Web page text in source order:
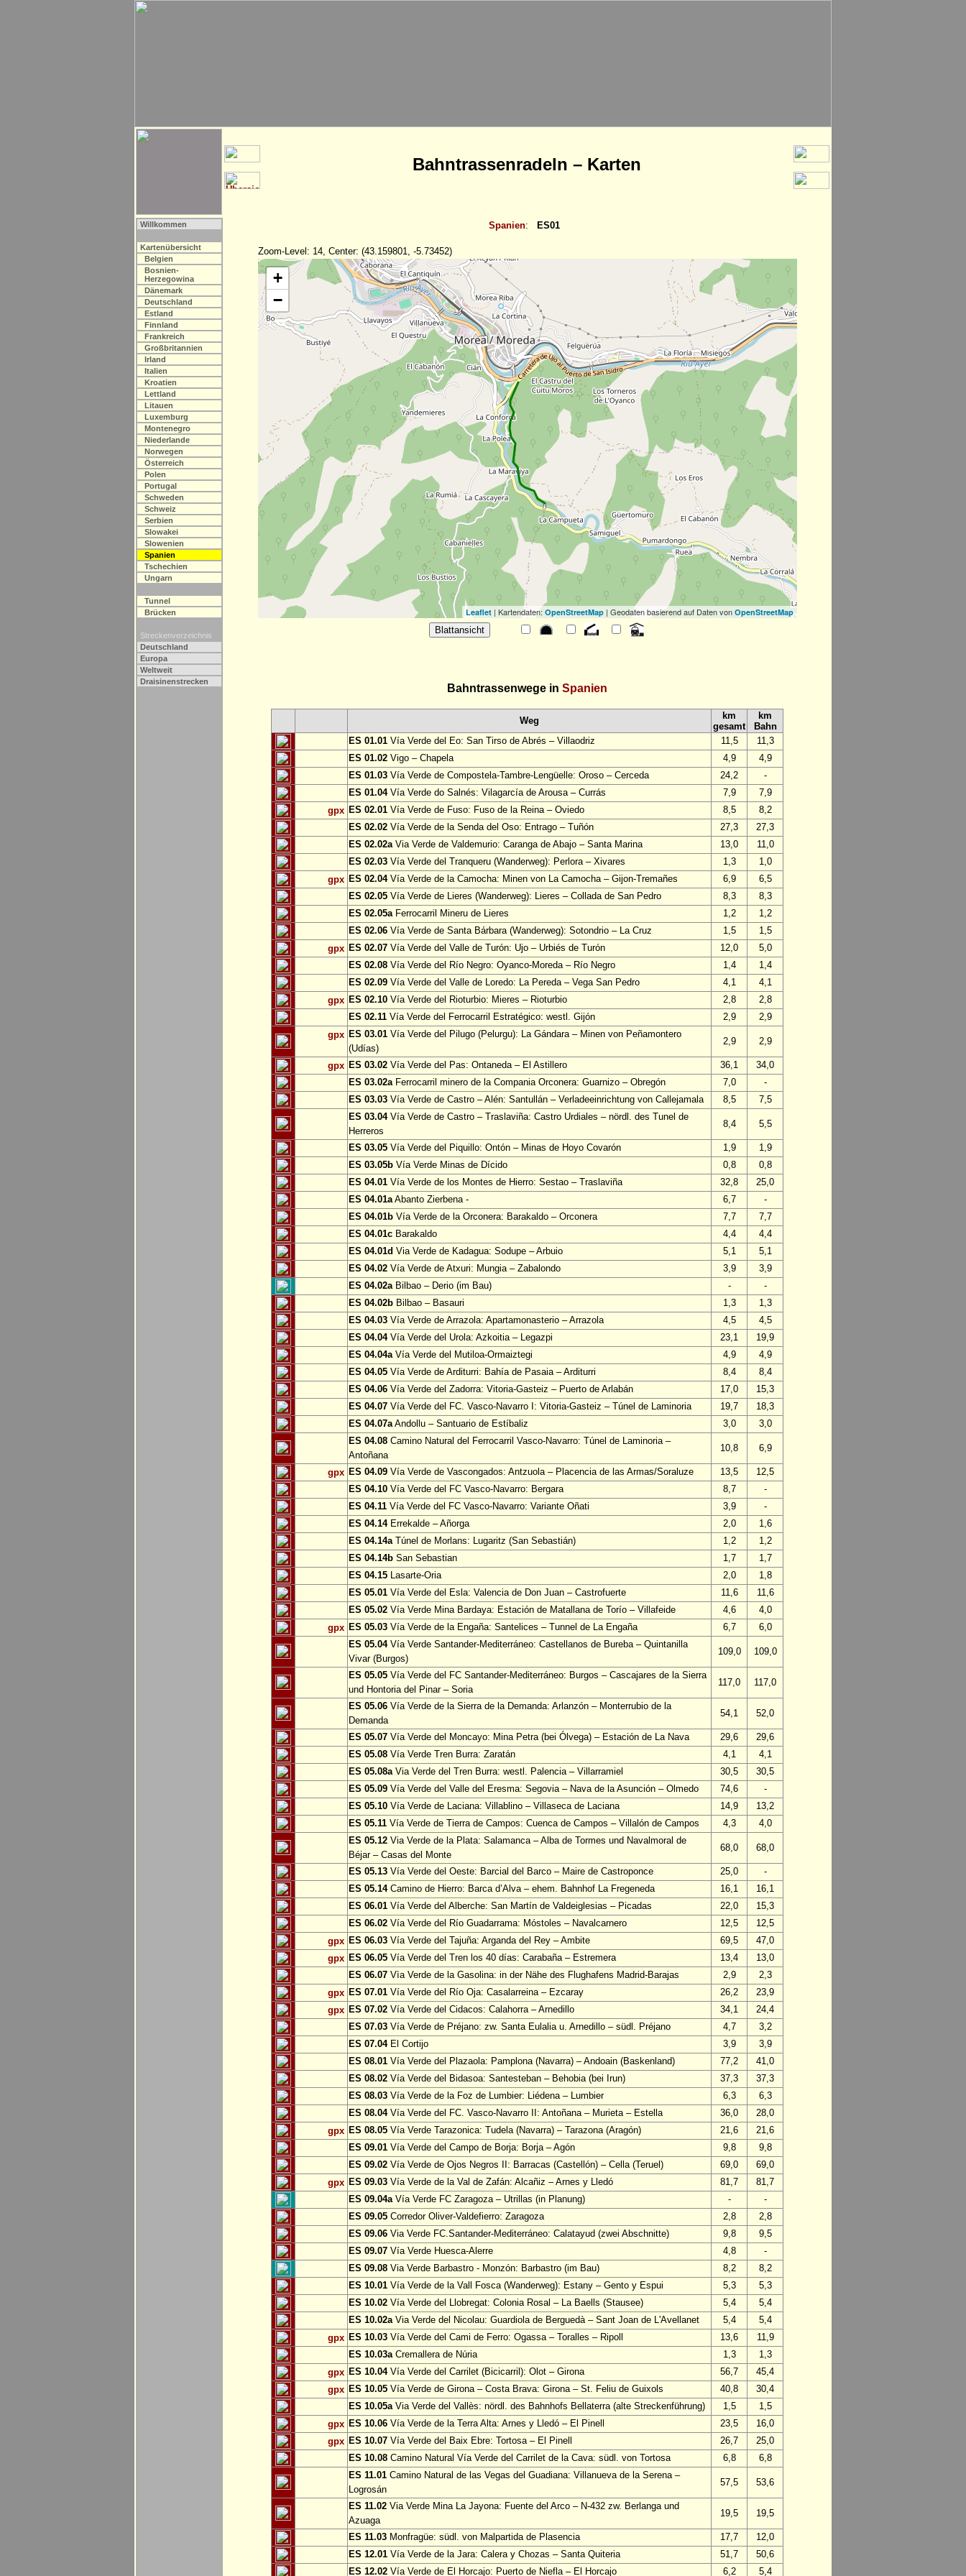
Bahntrassenradeln – Karten
Willkommen
Kartenübersicht
Belgien
Bosnien-
Herzegowina
Dänemark
Deutschland
Estland
Finnland
Frankreich
Großbritannien
Irland
Italien
Kroatien
Lettland
Litauen
Luxemburg
Montenegro
Niederlande
Norwegen
Österreich
Polen
Portugal
Schweden
Schweiz
Serbien
Slowakei
Slowenien
Spanien
Tschechien
Ungarn
Tunnel
Brücken
Streckenverzeichnis
Deutschland
Europa
Weltweit
Draisinenstrecken
Spanien: ES01
Zoom-Level: 14, Center: (43.159801, -5.73452)
+
−
Leaflet| Kartendaten: OpenStreetMap| Geodaten basierend auf Daten von OpenStreetMap
Bahntrassenwege in Spanien
Weg
km
gesamt
km
Bahn
ES 01.01 Vía Verde del Eo: San Tirso de Abrés – Villaodriz 11,5
11,3
ES 01.02 Vigo – Chapela 4,9
4,9
ES 01.03 Vía Verde de Compostela-Tambre-Lengüelle: Oroso – Cerceda 24,2
-
ES 01.04Vía Verde do Salnés: Vilagarcía de Arousa – Currás 7,9
7,9
gpx ES 02.01 Vía Verde de Fuso: Fuso de la Reina – Oviedo 8,5
8,2
ES 02.02 Vía Verde de la Senda del Oso: Entrago – Tuñón 27,3
27,3
ES 02.02aVia Verde de Valdemurio: Caranga de Abajo – Santa Marina 13,0
11,0
ES 02.03 Vía Verde del Tranqueru (Wanderweg): Perlora – Xivares 1,3
1,0
gpx ES 02.04Vía Verde de la Camocha: Minen von La Camocha – Gijon-Tremañes 6,9
6,5
ES 02.05 Vía Verde de Lieres (Wanderweg): Lieres – Collada de San Pedro 8,3
8,3
ES 02.05aFerrocarril Mineru de Lieres 1,2
1,2
ES 02.06 Vía Verde de Santa Bárbara (Wanderweg): Sotondrio – La Cruz 1,5
1,5
gpx ES 02.07 Vía Verde del Valle de Turón: Ujo – Urbiés de Turón 12,0
5,0
ES 02.08 Vía Verde del Río Negro: Oyanco-Moreda – Río Negro 1,4
1,4
ES 02.09 Vía Verde del Valle de Loredo: La Pereda – Vega San Pedro 4,1
4,1
gpx ES 02.10 Vía Verde del Rioturbio: Mieres – Rioturbio 2,8
2,8
ES 02.11 Vía Verde del Ferrocarril Estratégico: westl. Gijón 2,9
2,9
gpx ES 03.01 Vía Verde del Pilugo (Pelurgu): La Gándara – Minen von Peñamontero
(Udías)
2,9 2,9
gpx ES 03.02 Vía Verde del Pas: Ontaneda – El Astillero 36,1
34,0
ES 03.02aFerrocarril minero de la Compania Orconera: Guarnizo – Obregón 7,0
-
ES 03.03 Vía Verde de Castro – Alén: Santullán – Verladeeinrichtung von Callejamala 8,5
7,5
ES 03.04Vía Verde de Castro – Traslaviña: Castro Urdiales – nördl. des Tunel de
Herreros
8,4 5,5
ES 03.05 Vía Verde del Piquillo: Ontón – Minas de Hoyo Covarón 1,9
1,9
ES 03.05b Vía Verde Minas de Dícido 0,8
0,8
ES 04.01 Vía Verde de los Montes de Hierro: Sestao – Traslaviña 32,8
25,0
ES 04.01aAbanto Zierbena - 6,7
-
ES 04.01b Vía Verde de la Orconera: Barakaldo – Orconera 7,7
7,7
ES 04.01c Barakaldo 4,4
4,4
ES 04.01d Via Verde de Kadagua: Sodupe – Arbuio 5,1
5,1
ES 04.02 Vía Verde de Atxuri: Mungia – Zabalondo 3,9
3,9
ES 04.02aBilbao – Derio (im Bau) -
-
ES 04.02b Bilbao – Basauri 1,3
1,3
ES 04.03 Vía Verde de Arrazola: Apartamonasterio – Arrazola 4,5
4,5
ES 04.04Vía Verde del Urola: Azkoitia – Legazpi 23,1
19,9
ES 04.04aVía Verde del Mutiloa-Ormaiztegi 4,9
4,9
ES 04.05 Vía Verde de Arditurri: Bahía de Pasaia – Arditurri 8,4
8,4
ES 04.06 Vía Verde del Zadorra: Vitoria-Gasteiz – Puerto de Arlabán 17,0
15,3
ES 04.07 Vía Verde del FC. Vasco-Navarro I: Vitoria-Gasteiz – Túnel de Laminoria 19,7
18,3
ES 04.07aAndollu – Santuario de Estíbaliz 3,0
3,0
ES 04.08 Camino Natural del Ferrocarril Vasco-Navarro: Túnel de Laminoria –
Antoñana
10,8 6,9
gpx ES 04.09 Vía Verde de Vascongados: Antzuola – Placencia de las Armas/Soraluze 13,5
12,5
ES 04.10 Vía Verde del FC Vasco-Navarro: Bergara 8,7
-
ES 04.11 Vía Verde del FC Vasco-Navarro: Variante Oñati 3,9
-
ES 04.14Errekalde – Añorga 2,0
1,6
ES 04.14aTúnel de Morlans: Lugaritz (San Sebastián) 1,2
1,2
ES 04.14b San Sebastian 1,7
1,7
ES 04.15 Lasarte-Oria 2,0
1,8
ES 05.01 Vía Verde del Esla: Valencia de Don Juan – Castrofuerte 11,6
11,6
ES 05.02 Vía Verde Mina Bardaya: Estación de Matallana de Torío – Villafeide 4,6
4,0
gpx ES 05.03 Vía Verde de la Engaña: Santelices – Tunnel de La Engaña 6,7
6,0
ES 05.04Vía Verde Santander-Mediterráneo: Castellanos de Bureba – Quintanilla
Vivar (Burgos)
109,0 109,0
ES 05.05 Vía Verde del FC Santander-Mediterráneo: Burgos – Cascajares de la Sierra
und Hontoria del Pinar – Soria
117,0 117,0
ES 05.06 Vía Verde de la Sierra de la Demanda: Arlanzón – Monterrubio de la
Demanda
54,1 52,0
ES 05.07 Vía Verde del Moncayo: Mina Petra (bei Ólvega) – Estación de La Nava 29,6
29,6
ES 05.08 Vía Verde Tren Burra: Zaratán 4,1
4,1
ES 05.08aVia Verde del Tren Burra: westl. Palencia – Villarramiel 30,5
30,5
ES 05.09 Vía Verde del Valle del Eresma: Segovia – Nava de la Asunción – Olmedo 74,6
-
ES 05.10 Vía Verde de Laciana: Villablino – Villaseca de Laciana 14,9
13,2
ES 05.11 Vía Verde de Tierra de Campos: Cuenca de Campos – Villalón de Campos 4,3
4,0
ES 05.12 Via Verde de la Plata: Salamanca – Alba de Tormes und Navalmoral de
Béjar – Casas del Monte
68,0 68,0
ES 05.13 Vía Verde del Oeste: Barcial del Barco – Maire de Castroponce 25,0
-
ES 05.14Camino de Hierro: Barca d’Alva – ehem. Bahnhof La Fregeneda 16,1
16,1
ES 06.01 Vía Verde del Alberche: San Martín de Valdeiglesias – Picadas 22,0
15,3
ES 06.02 Vía Verde del Río Guadarrama: Móstoles – Navalcarnero 12,5
12,5
gpx ES 06.03 Vía Verde del Tajuña: Arganda del Rey – Ambite 69,5
47,0
gpx ES 06.05 Vía Verde del Tren los 40 días: Carabaña – Estremera 13,4
13,0
ES 06.07 Vìa Verde de la Gasolina: in der Nähe des Flughafens Madrid-Barajas 2,9
2,3
gpx ES 07.01 Vía Verde del Río Oja: Casalarreina – Ezcaray 26,2
23,9
gpx ES 07.02 Vía Verde del Cidacos: Calahorra – Arnedillo 34,1
24,4
ES 07.03 Vía Verde de Préjano: zw. Santa Eulalia u. Arnedillo – südl. Préjano 4,7
3,2
ES 07.04El Cortijo 3,9
3,9
ES 08.01 Vía Verde del Plazaola: Pamplona (Navarra) – Andoain (Baskenland) 77,2
41,0
ES 08.02 Vía Verde del Bidasoa: Santesteban – Behobia (bei Irun) 37,3
37,3
ES 08.03 Vía Verde de la Foz de Lumbier: Liédena – Lumbier 6,3
6,3
ES 08.04Vía Verde del FC. Vasco-Navarro II: Antoñana – Murieta – Estella 36,0
28,0
gpx ES 08.05 Vía Verde Tarazonica: Tudela (Navarra) – Tarazona (Aragón) 21,6
21,6
ES 09.01 Vía Verde del Campo de Borja: Borja – Agón 9,8
9,8
ES 09.02 Vía Verde de Ojos Negros II: Barracas (Castellón) – Cella (Teruel) 69,0
69,0
gpx ES 09.03 Vía Verde de la Val de Zafán: Alcañiz – Arnes y Lledó 81,7
81,7
ES 09.04aVía Verde FC Zaragoza – Utrillas (in Planung) -
-
ES 09.05 Corredor Oliver-Valdefierro: Zaragoza 2,8
2,8
ES 09.06 Via Verde FC.Santander-Mediterráneo: Calatayud (zwei Abschnitte) 9,8
9,5
ES 09.07 Vía Verde Huesca-Alerre 4,8
-
ES 09.08 Via Verde Barbastro - Monzón: Barbastro (im Bau) 8,2
8,2
ES 10.01 Vía Verde de la Vall Fosca (Wanderweg): Estany – Gento y Espui 5,3
5,3
ES 10.02 Vía Verde del Llobregat: Colonia Rosal – La Baells (Stausee) 5,4
5,4
ES 10.02aVia Verde del Nicolau: Guardiola de Berguedà – Sant Joan de L'Avellanet 5,4
5,4
gpx ES 10.03 Vía Verde del Cami de Ferro: Ogassa – Toralles – Ripoll 13,6
11,9
ES 10.03aCremallera de Núria 1,3
1,3
gpx ES 10.04Vía Verde del Carrilet (Bicicarril): Olot – Girona 56,7
45,4
gpx ES 10.05 Vía Verde de Girona – Costa Brava: Girona – St. Feliu de Guixols 40,8
30,4
ES 10.05aVia Verde del Vallès: nördl. des Bahnhofs Bellaterra (alte Streckenführung) 1,5
1,5
gpx ES 10.06 Vía Verde de la Terra Alta: Arnes y Lledó – El Pinell 23,5
16,0
gpx ES 10.07 Vía Verde del Baix Ebre: Tortosa – El Pinell 26,7
25,0
ES 10.08 Camino Natural Vía Verde del Carrilet de la Cava: südl. von Tortosa 6,8
6,8
ES 11.01 Camino Natural de las Vegas del Guadiana: Villanueva de la Serena –
Logrosán
57,5 53,6
ES 11.02 Via Verde Mina La Jayona: Fuente del Arco – N-432 zw. Berlanga und
Azuaga
19,5 19,5
ES 11.03 Monfragüe: südl. von Malpartida de Plasencia 17,7
12,0
ES 12.01 Vía Verde de la Jara: Calera y Chozas – Santa Quiteria 51,7
50,6
ES 12.02 Vía Verde de El Horcajo: Puerto de Niefla – El Horcajo 6,2 5,4